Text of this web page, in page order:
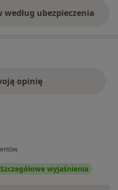
ubezpieczenia
opinię
Szczegółowe wyjaśnienia